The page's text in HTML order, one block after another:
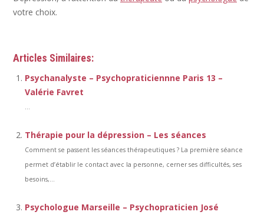
votre choix.
Articles Similaires:
Psychanalyste – Psychopraticiennne Paris 13 –
Valérie Favret
...
Thérapie pour la dépression – Les séances
Comment se passent les séances thérapeutiques ? La première séance
permet d’établir le contact avec la personne, cerner ses difficultés, ses
besoins,...
Psychologue Marseille – Psychopraticien José